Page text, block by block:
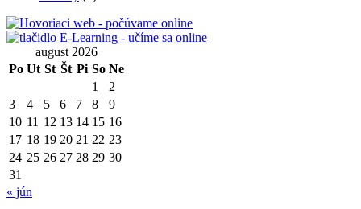
august 2026
Po Ut St Št Pi So Ne
1
2
3
4 5 6 7 8
9
10 11 12 13 14 15 16
17 18 19 20 21 22 23
24 25 26 27 28 29 30
31
« jún